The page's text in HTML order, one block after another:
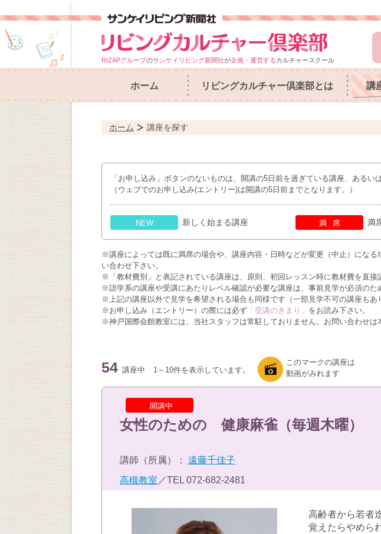
RIZAPグループのサンケイリビング新聞社が企画・運営するカルチャースクール
ホーム リビングカルチャー倶楽部とは 講
ホーム 講座を探す
「お申し込み」ボタンのないものは、開講の5日前を過ぎている講座、ある
（ウェブでのお申し込み(エントリー)は開講の5日前までとなります。）
NEW 新しく始まる講座 満席 満
※講座によっては既に満席の場合や、講座内容・日時などが変更（中止）にな
い合わせ下さい。
※「教材費別」と表記されている講座は、原則、初回レッスン時に教材費を直接
※語学系の講座や受講にあたりレベル確認が必要な講座は、事前見学が必須の
※上記の講座以外で見学を希望される場合も同様です（一部見学不可の講座もあ
※お申し込み（エントリー）の際には必ず 「受講のきまり」 をお読み下さい。
※神戸国際会館教室には、当社スタッフは常駐しておりません。お問い合わせは
54 講座中 1～10件を表示しています。
このマークの講座は
動画がみれます
開講中
女性のための 健康麻雀（毎週木曜）
講師（所属）： 遠藤千佳子
高槻教室 ／TEL 072-682-2481
高齢者から若者
覚えたらやめら